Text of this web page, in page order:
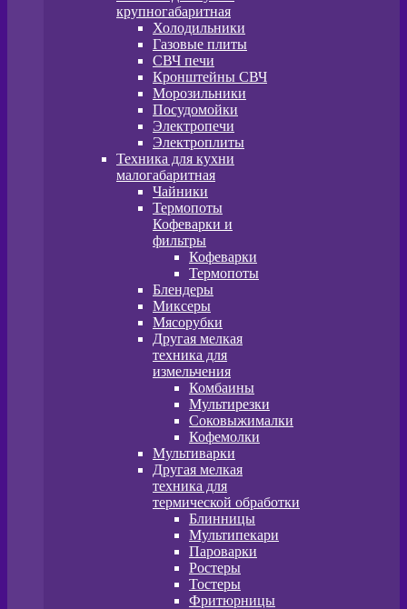
крупногабаритная
Холодильники
Газовые плиты
СВЧ печи
Кронштейны СВЧ
Морозильники
Посудомойки
Электропечи
Электроплиты
Техника для кухни
малогабаритная
Чайники
Термопоты
Кофеварки и
фильтры
Кофеварки
Термопоты
Блендеры
Миксеры
Мясорубки
Другая мелкая
техника для
измельчения
Комбаины
Мультирезки
Соковыжималки
Кофемолки
Мультиварки
Другая мелкая
техника для
термической обработки
Блинницы
Мультипекари
Пароварки
Ростеры
Тостеры
Фритюрницы